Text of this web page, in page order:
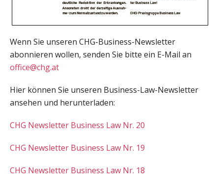
Wenn Sie unseren CHG-Business-Newsletter
abonnieren wollen, senden Sie bitte ein E-Mail an
office@chg.at
Hier können Sie unseren Business-Law-Newsletter
ansehen und herunterladen:
CHG Newsletter Business Law Nr. 20
CHG Newsletter Business Law Nr. 19
CHG Newsletter Business Law Nr. 18